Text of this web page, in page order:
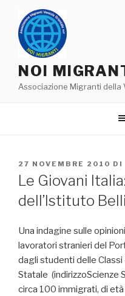
contenuto
NOI
Associazione Migranti della
PUBBLICATO
IL
27 NOVEMBRE 2010 DI
Le Giovani
dell’Istituto Belli
Una indagine sulle
lavoratori stranieri del
dagli studenti delle
Statale (indirizzoScienze
circa 100 immigrati, di